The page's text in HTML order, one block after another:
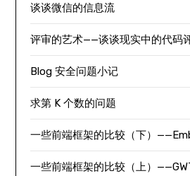
谈谈微信的信息流
评审的艺术——谈谈现实中的代码
Blog 安全问题小记
求第 K 个数的问题
一些前端框架的比较（下）
一些前端框架的比较（上）